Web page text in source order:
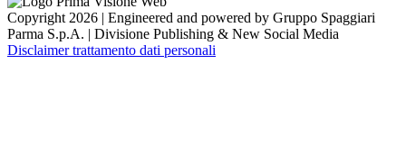
Copyright 2026 | Engineered and powered by Gruppo Spaggiari
Parma S.p.A. | Divisione Publishing & New Social Media
Disclaimer trattamento dati personali